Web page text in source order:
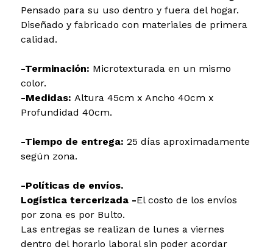
Pensado para su uso dentro y fuera del hogar.
Diseñado y fabricado con materiales de primera
calidad.
-Terminación: Microtexturada en un mismo
color.
-Medidas: Altura 45cm x Ancho 40cm x
Profundidad 40cm.
-Tiempo de entrega: 25 días aproximadamente
según zona.
-Políticas de envíos.
Logística tercerizada -El costo de los envíos
por zona es por Bulto.
Las entregas se realizan de lunes a viernes
dentro del horario laboral sin poder acordar